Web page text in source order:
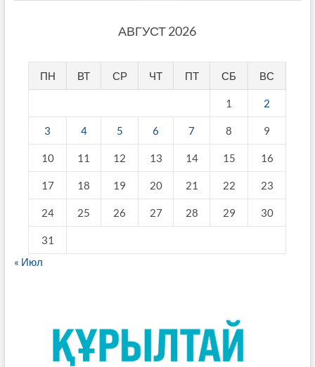
АВГУСТ 2026
ПН ВТ СР ЧТ ПТ СБ ВС
1 2
3 4 5 6 7 8 9
10 11 12 13 14 15 16
17 18 19 20 21 22 23
24 25 26 27 28 29 30
31
« Июл